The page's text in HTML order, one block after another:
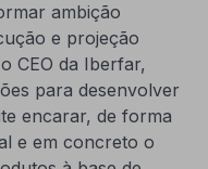
ambição
e projeção
CEO da Iberfar,
para desenvolver
encarar, de forma
e em concreto o